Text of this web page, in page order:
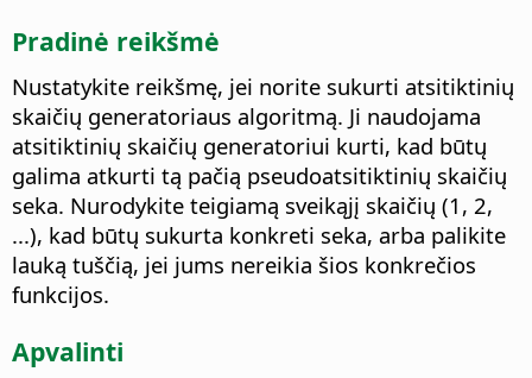
Pradinė reikšmė
Nustatykite reikšmę, jei norite sukurti atsitiktinių
skaičių generatoriaus algoritmą. Ji naudojama
atsitiktinių skaičių generatoriui kurti, kad būtų
galima atkurti tą pačią pseudoatsitiktinių skaičių
seka. Nurodykite teigiamą sveikąjį skaičių (1, 2,
...), kad būtų sukurta konkreti seka, arba palikite
lauką tuščią, jei jums nereikia šios konkrečios
funkcijos.
Apvalinti